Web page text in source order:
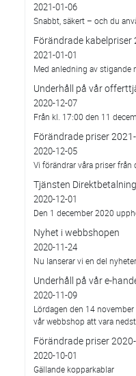
2021-01-06
Snabbt, säkert – och du
Förändrade kabelpriser
2021-01-01
Med anledning av stigande
Underhåll på vår
2020-12-07
Från kl. 17:00 den 11
Förändrade priser
2020-12-05
Vi förändrar våra priser från
Tjänsten
2020-12-01
Den 1 december 2020
Nyhet i webbshopen
2020-11-24
Nu lanserar vi en del
Underhåll på vår e-
2020-11-09
Lördagen den 14
vår webbshop att vara
Förändrade priser
2020-10-01
Gällande kopparkablar